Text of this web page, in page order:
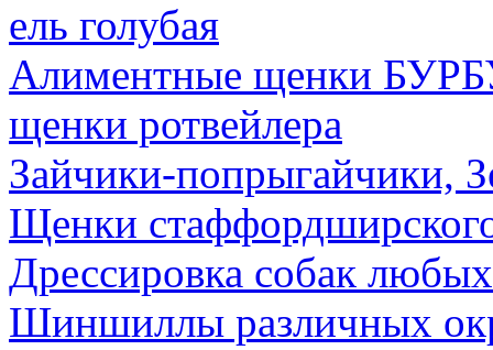
ель голубая
Алиментные щенки
щенки ротвейлера
Зайчики-попрыгайчики,
Щенки
Дрессировка собак
Шиншиллы различных